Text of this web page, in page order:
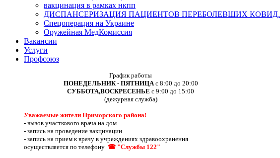
вакцинация в рамках нкпп
ДИСПАНСЕРИЗАЦИЯ ПАЦИЕНТОВ ПЕРЕБОЛЕВШИХ КОВИД.
Спецоперация на Украине
Оружейная МедКомиссия
Вакансии
Услуги
Профсоюз
График работы
ПОНЕДЕЛЬНИК - ПЯТНИЦА с 8:00 до 20:00
СУББОТА,ВОСКРЕСЕНЬЕ с 9:00 до 15:00
(дежурная служба)
Уважаемые жители Приморского района!
- вызов участкового врача на дом
- запись на проведение вакцинации
- запись на прием к врачу в учреждениях здравоохранения
осуществляется по телефону ☎ "Службы 122"